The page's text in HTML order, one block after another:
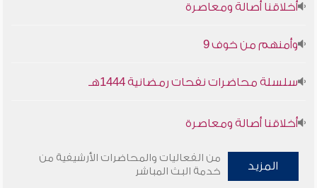
وأمنهم من خوف 9
سلسلة محاضرات نفحات رمضانية 1444هـ
أخلاقنا أصالة ومعاصرة
وأمنهم من خوف 9
المزيد
من الفعاليات والمحاضرات الأرشيفية من
خدمة البث المباشر